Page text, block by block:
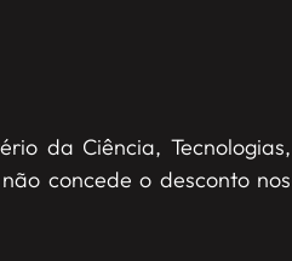
da Ciência, Tecnologias,
concede o desconto nos